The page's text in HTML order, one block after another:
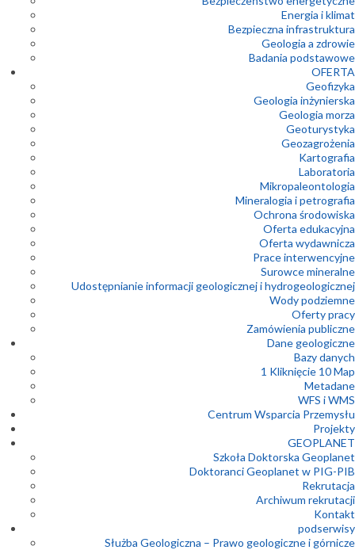
Energia i klimat
Bezpieczna infrastruktura
Geologia a zdrowie
Badania podstawowe
OFERTA
Geofizyka
Geologia inżynierska
Geologia morza
Geoturystyka
Geozagrożenia
Kartografia
Laboratoria
Mikropaleontologia
Mineralogia i petrografia
Ochrona środowiska
Oferta edukacyjna
Oferta wydawnicza
Prace interwencyjne
Surowce mineralne
Udostępnianie informacji geologicznej i hydrogeologicznej
Wody podziemne
Oferty pracy
Zamówienia publiczne
Dane geologiczne
Bazy danych
1 Kliknięcie 10 Map
Metadane
WFS i WMS
Centrum Wsparcia Przemysłu
Projekty
GEOPLANET
Szkoła Doktorska Geoplanet
Doktoranci Geoplanet w PIG-PIB
Rekrutacja
Archiwum rekrutacji
Kontakt
podserwisy
Służba Geologiczna – Prawo geologiczne i górnicze